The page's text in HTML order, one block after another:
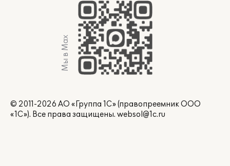
Мы в Max
© 2011-2026 АО «Группа 1С» (правопреемник ООО
«1С»). Все права защищены. websol@1c.ru